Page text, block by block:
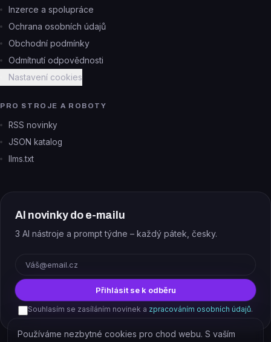
Inzerce a spolupráce
Ochrana osobních údajů
Obchodní podmínky
Odmítnutí odpovědnosti
Nastavení cookies
PRO STROJE A ROBOTY
RSS novinky
JSON katalog
llms.txt
AI novinky do e-mailu
3 AI nástroje a prompt týdne – každý pátek, česky.
Přihlásit se k odběru
Souhlasím se zasíláním novinek a zpracováním osobních údajů.
Používáme nezbytné cookies pro chod webu. S vaším